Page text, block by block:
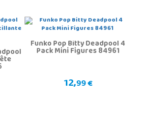
Funko Pop Bitty Deadpool 4
Pack Mini Figures 84961
12,99 €